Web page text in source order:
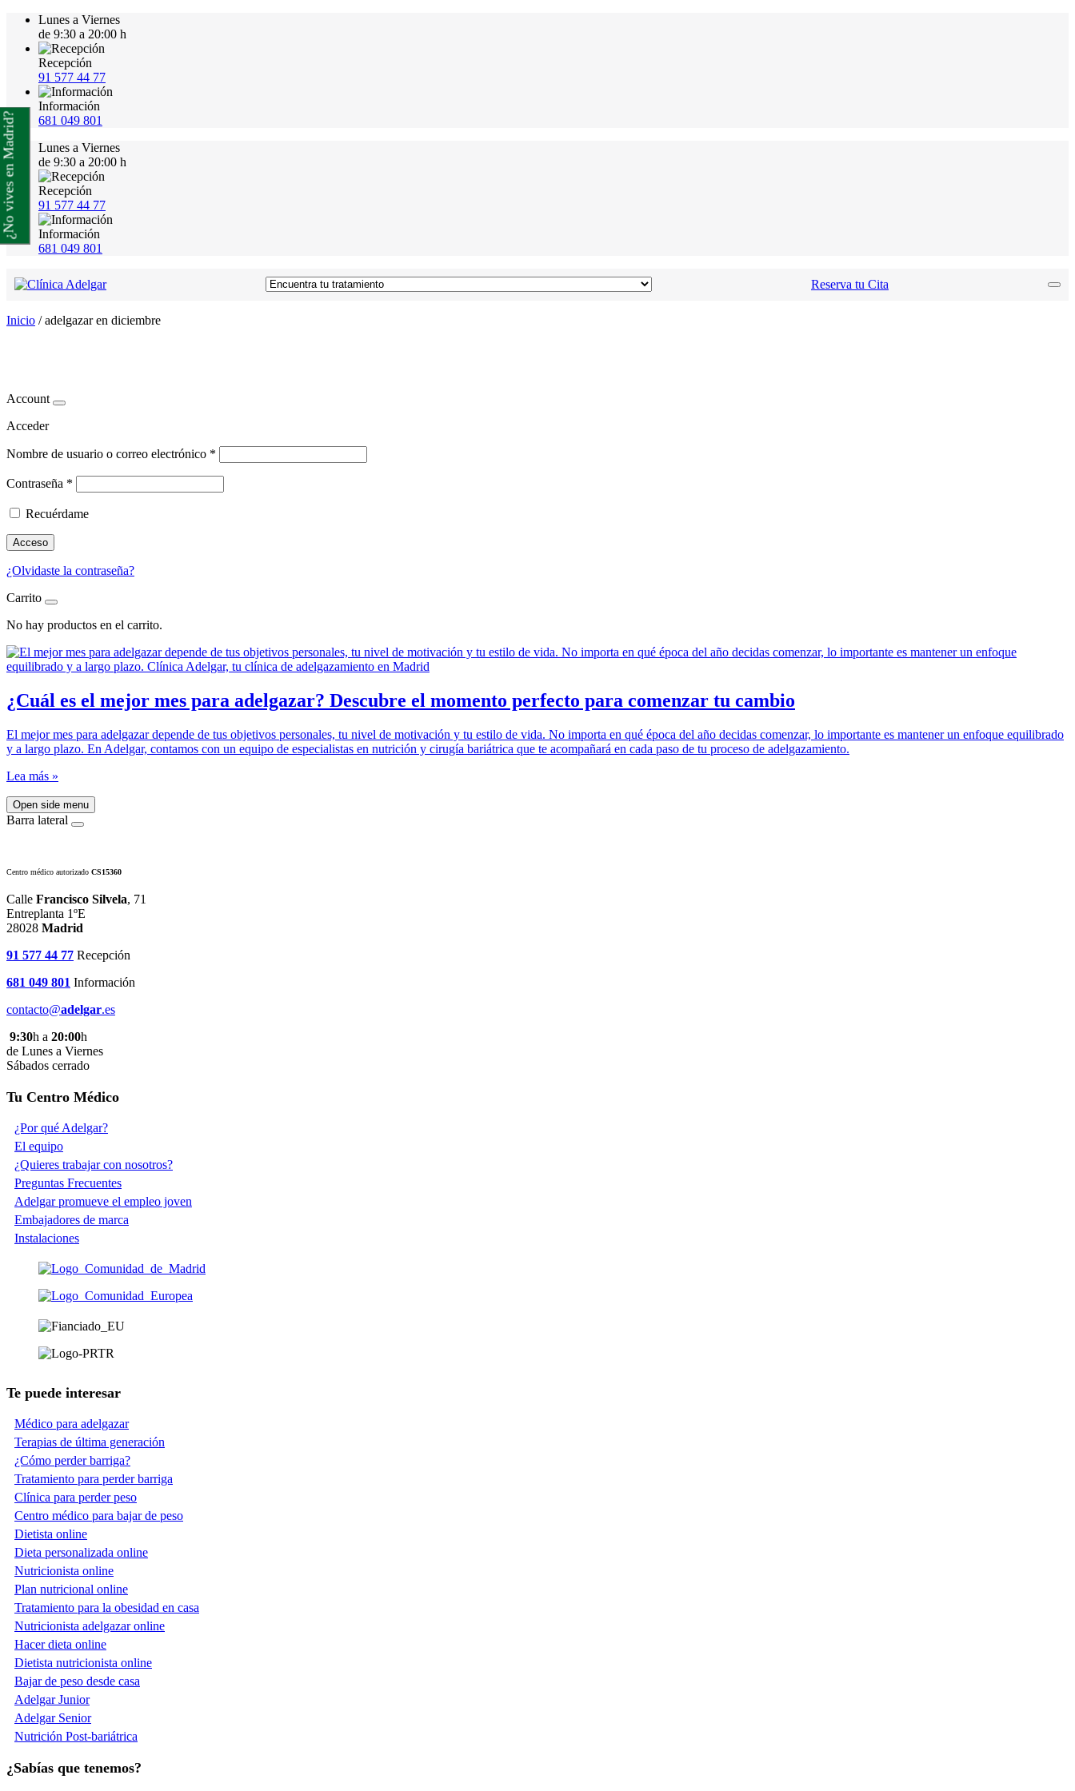
Lunes a Viernes
de 9:30 a 20:00 h
Recepción
91 577 44 77
Información
681 049 801
Lunes a Viernes
de 9:30 a 20:00 h
Recepción
91 577 44 77
Información
681 049 801
Reserva tu Cita
Inicio /adelgazar en diciembre
Account
Acceder
Nombre de usuario o correo electrónico *
Contraseña *
Recuérdame
Acceso
¿Olvidaste la contraseña?
Carrito
No hay productos en el carrito.
¿Cuál es el mejor mes para adelgazar? Descubre el momento perfecto para comenzar tu cambio
El mejor mes para adelgazar depende de tus objetivos personales, tu nivel de motivación y tu estilo de vida. No importa en qué época del año decidas comenzar, lo importante es mantener un enfoque equilibrado
y a largo plazo. En Adelgar, contamos con un equipo de especialistas en nutrición y cirugía bariátrica que te acompañará en cada paso de tu proceso de adelgazamiento.
Lea más »
Open side menu
Barra lateral
Centro médico autorizado CS15360
Calle Francisco Silvela, 71
Entreplanta 1ºE
28028 Madrid
91 577 44 77 Recepción
681 049 801 Información
contacto@adelgar.es
9:30h a 20:00h
de Lunes a Viernes
Sábados cerrado
Tu Centro Médico
¿Por qué Adelgar?
El equipo
¿Quieres trabajar con nosotros?
Preguntas Frecuentes
Adelgar promueve el empleo joven
Embajadores de marca
Instalaciones
Te puede interesar
Médico para adelgazar
Terapias de última generación
¿Cómo perder barriga?
Tratamiento para perder barriga
Clínica para perder peso
Centro médico para bajar de peso
Dietista online
Dieta personalizada online
Nutricionista online
Plan nutricional online
Tratamiento para la obesidad en casa
Nutricionista adelgazar online
Hacer dieta online
Dietista nutricionista online
Bajar de peso desde casa
Adelgar Junior
Adelgar Senior
Nutrición Post-bariátrica
¿Sabías que tenemos?
¿No vives en Madrid?